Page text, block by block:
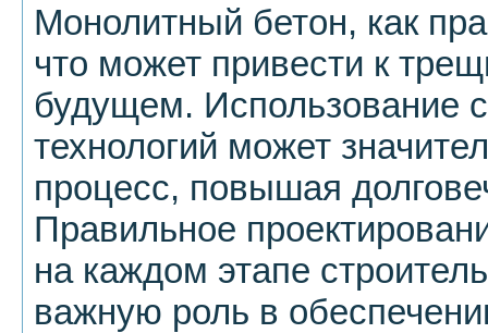
Монолитный бетон, как
что может привести к
будущем. Использование
технологий может
процесс, повышая
Правильное
на каждом этапе
важную роль в